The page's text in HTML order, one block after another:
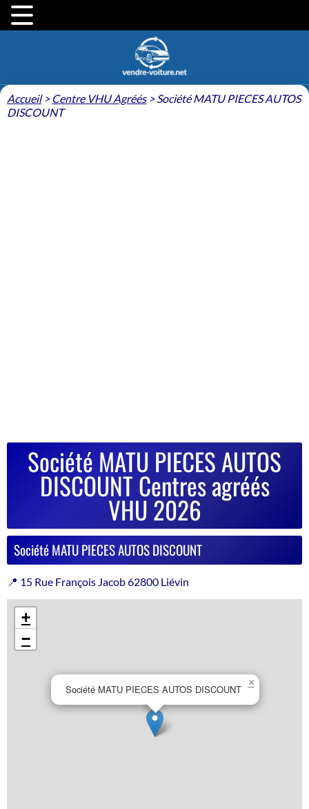
Accueil> Centre VHU Agréés>Société MATU PIECES AUTOS
DISCOUNT
Société MATU PIECES AUTOS
DISCOUNT Centres agréés
VHU 2026
Société MATU PIECES AUTOS DISCOUNT
📍 15 Rue François Jacob 62800 Liévin
Société MATU PIECES AUTOS DISCOUNT
×
+
−